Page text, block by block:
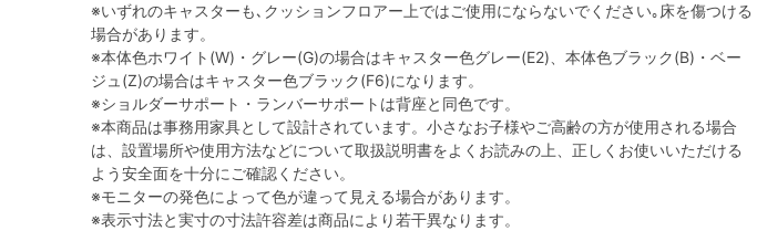
※いずれのキャスターも､クッションフロアー上ではご使用にならないでください｡床を傷つける
場合があります。
※本体色ホワイト(W)・グレー(G)の場合はキャスター色グレー(E2)、本体色ブラック(B)・ベー
ジュ(Z)の場合はキャスター色ブラック(F6)になります。
※ショルダーサポート・ランバーサポートは背座と同色です。
※本商品は事務用家具として設計されています。小さなお子様やご高齢の方が使用される場合
は、設置場所や使用方法などについて取扱説明書をよくお読みの上、正しくお使いいただける
よう安全面を十分にご確認ください。
※モニターの発色によって色が違って見える場合があります。
※表示寸法と実寸の寸法許容差は商品により若干異なります。